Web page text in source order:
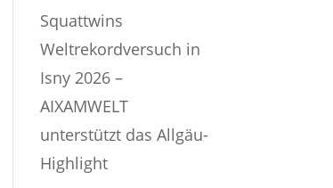
Squattwins
Weltrekordversuch in
Isny 2026 –
AIXAMWELT
unterstützt das Allgäu-
Highlight